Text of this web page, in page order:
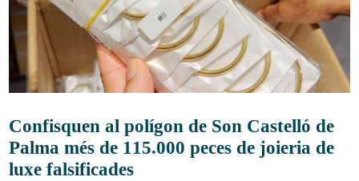
Confisquen al polígon de Son Castelló de
Palma més de 115.000 peces de joieria de
luxe falsificades